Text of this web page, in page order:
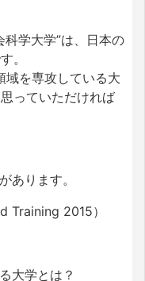
学大学”は、日本の
。
域を専攻している大
っていただければ
あります。
Training 2015）
大学とは？